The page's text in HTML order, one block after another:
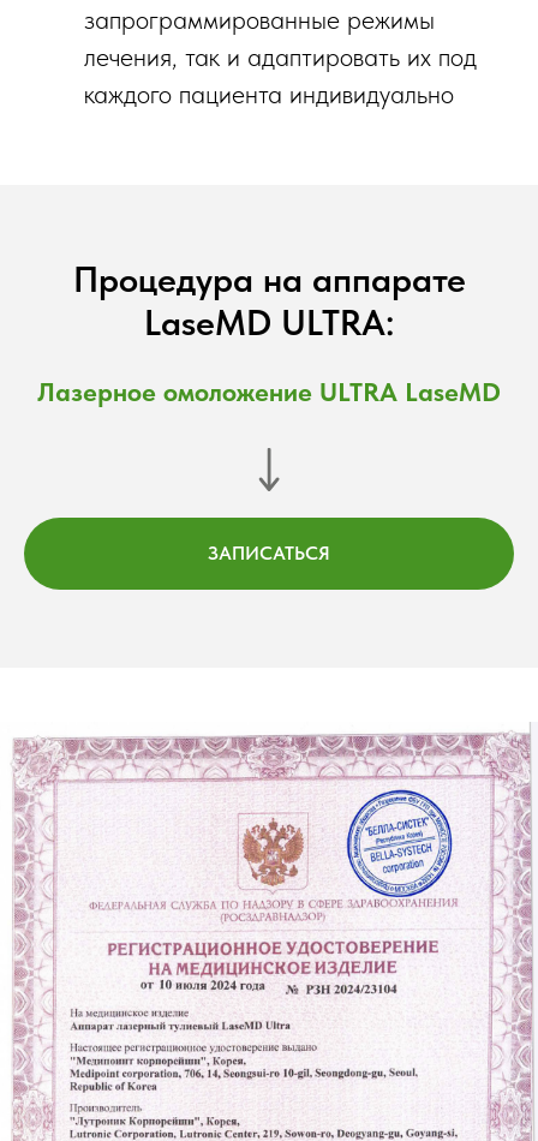
запрограммированные режимы
лечения, так и адаптировать их под
каждого пациента индивидуально
Процедура на аппарате
LaseMD ULTRA:
Лазерное омоложение ULTRA LaseMD
ЗАПИСАТЬСЯ